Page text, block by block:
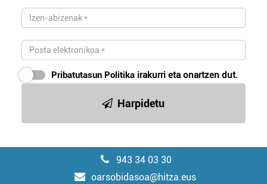
Pribatutasun Politika irakurri eta onartzen dut.
Harpidetu
943 34 03 30
oarsobidasoa@hitza.eus